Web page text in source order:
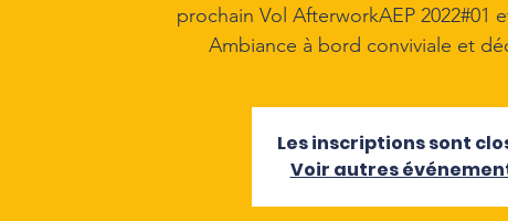
prochain Vol AfterworkAEP 2022#01
Ambiance à bord conviviale et
Les inscriptions sont
Voir autres